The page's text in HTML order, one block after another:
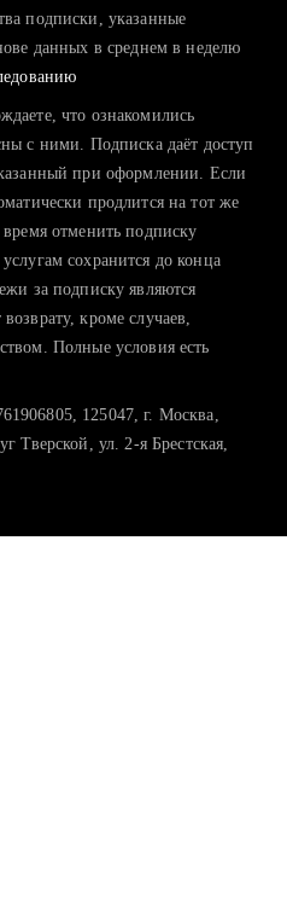
поиск и вручную поднимаете
и оценить шансы
подписки, указанные
данных в среднем в неделю
что ознакомились
с ними. Подписка даёт доступ
при оформлении. Если
продлится на тот же
отменить подписку
сохранится до конца
за подписку являются
кроме случаев,
Полные условия есть
125047, г. Москва,
Тверской, ул. 2-я Брестская,